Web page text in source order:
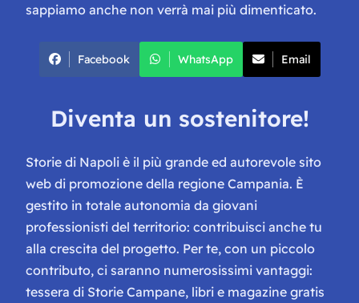
sappiamo anche non verrà mai più dimenticato.
Facebook WhatsApp Email
Diventa un sostenitore!
Storie di Napoli è il più grande ed autorevole sito
web di promozione della regione Campania. È
gestito in totale autonomia da giovani
professionisti del territorio: contribuisci anche tu
alla crescita del progetto. Per te, con un piccolo
contributo, ci saranno numerosissimi vantaggi:
tessera di Storie Campane, libri e magazine gratis